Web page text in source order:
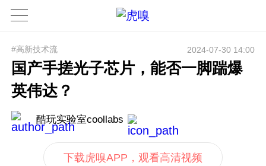
#高新技术流 2024-07-30 14:00
国产手搓光子芯片，能否一脚踹爆
英伟达？
酷玩实验室coollabs
下载虎嗅APP，观看高清视频